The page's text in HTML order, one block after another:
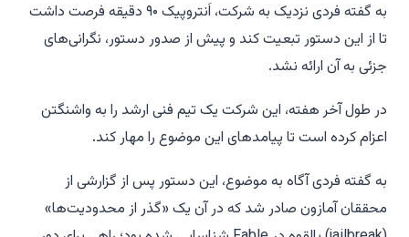
به گفته فردی نزدیک به شرکت، اَنتروپیک ۹۰ دقیقه فرصت داشت
تا از این دستور تبعیت کند و پیش از صدور دستور، نگرانی‌های
جزئی به آن ارائه نشد.
در طول آخر هفته، این شرکت یک تیم فنی ارشد را به واشنگتن
اعزام کرده است تا پیامدهای این موضوع را مهار کند.
به گفته فردی آگاه به موضوع، این دستور پس از گزارشی از
محققان آمازون صادر شد که در آن یک «گذر از محدودیت‌ها»